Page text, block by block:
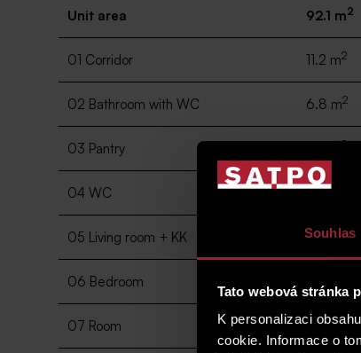
Souhlas
Tato webová stránka
K personalizaci
cookie. Informace o
Unit area 92.1 m2
01 Corridor 11.2 m2
02 Bathroom with WC 6.8 m2
03 Pantry 2
04 WC 2 m2
05 Living room + KK 37 m2
06 Bedroom 12.1 m
07 Room 13.6 m2